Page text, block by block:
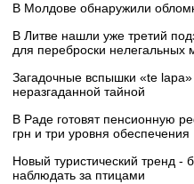
В Молдове обнаружили
В Литве нашли уже третий
для переброски нелегальных
Загадочные вспышки «te
неразгаданной тайной
В Раде готовят пенсионную
грн и три уровня обеспечения
Новый туристический тренд -
наблюдать за птицами